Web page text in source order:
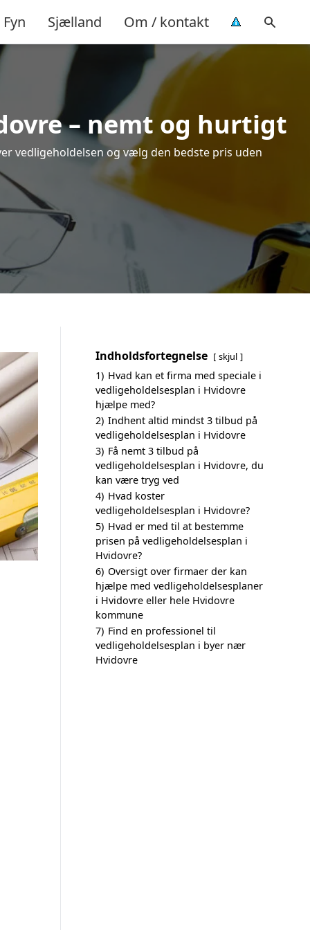
Fyn Sjælland Om / kontakt
– nemt og hurtigt
vedligeholdelsen og vælg den bedste pris uden
Indholdsfortegnelse skjul
1) Hvad kan et firma med speciale i
vedligeholdelsesplan i Hvidovre
hjælpe med?
2) Indhent altid mindst 3 tilbud på
vedligeholdelsesplan i Hvidovre
3) Få nemt 3 tilbud på
vedligeholdelsesplan i Hvidovre, du
kan være tryg ved
4) Hvad koster
vedligeholdelsesplan i Hvidovre?
5) Hvad er med til at bestemme
prisen på vedligeholdelsesplan i
Hvidovre?
6) Oversigt over firmaer der kan
hjælpe med vedligeholdelsesplaner
i Hvidovre eller hele Hvidovre
kommune
7) Find en professionel til
vedligeholdelsesplan i byer nær
Hvidovre